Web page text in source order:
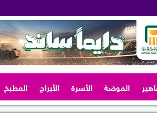
الموضة الأسرة الأبراج المطبخ